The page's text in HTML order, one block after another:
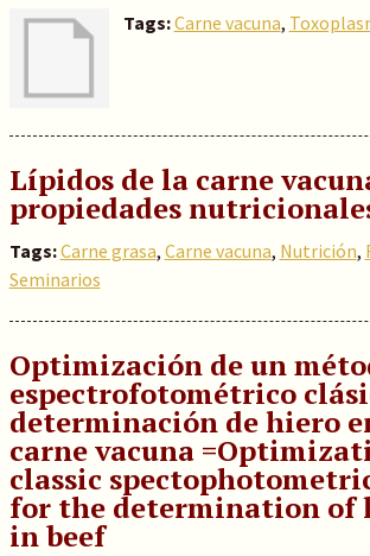
Tags:Carne vacuna,
Lípidos de la carne
propiedades
Tags:Carne grasa, Carne vacuna, Nutrición,
Seminarios
Optimización de un
espectrofotométrico
determinación de hiero
carne vacuna
classic
for the determination of
in beef